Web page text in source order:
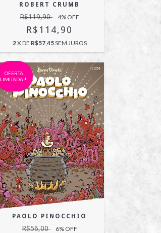
ROBERT CRUMB
R$119,90 4% OFF
R$114,90
2X DE R$57,45SEM JUROS
OFERTA
LIMITADA!!!
PAOLO PINOCCHIO
R$56,00 6% OFF